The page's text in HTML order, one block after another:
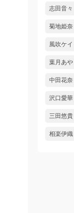
志田音々
菊地姫奈
風吹ケイ
葉月あや
中田花奈
沢口愛華
三田悠貴
相楽伊織